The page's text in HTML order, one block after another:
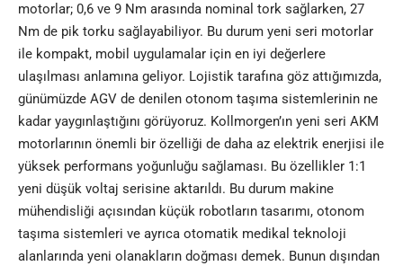
motorlar; 0,6 ve 9 Nm arasında nominal tork sağlarken, 27
Nm de pik torku sağlayabiliyor. Bu durum yeni seri motorlar
ile kompakt, mobil uygulamalar için en iyi değerlere
ulaşılması anlamına geliyor. Lojistik tarafına göz attığımızda,
günümüzde AGV de denilen otonom taşıma sistemlerinin ne
kadar yaygınlaştığını görüyoruz. Kollmorgen’ın yeni seri AKM
motorlarının önemli bir özelliği de daha az elektrik enerjisi ile
yüksek performans yoğunluğu sağlaması. Bu özellikler 1:1
yeni düşük voltaj serisine aktarıldı. Bu durum makine
mühendisliği açısından küçük robotların tasarımı, otonom
taşıma sistemleri ve ayrıca otomatik medikal teknoloji
alanlarında yeni olanakların doğması demek. Bunun dışından